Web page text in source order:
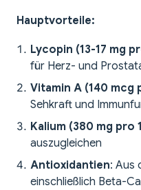
Hauptvorteile:
Lycopin (13-17 mg
für Herz- und
Vitamin A (140 mcg
Sehkraft und
Kalium (380 mg pro
auszugleichen
Antioxidantien: Aus
einschließlich Beta-